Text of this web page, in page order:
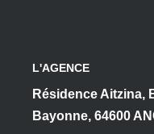
L'AGENCE
Résidence Aitzina,
Bayonne, 64600